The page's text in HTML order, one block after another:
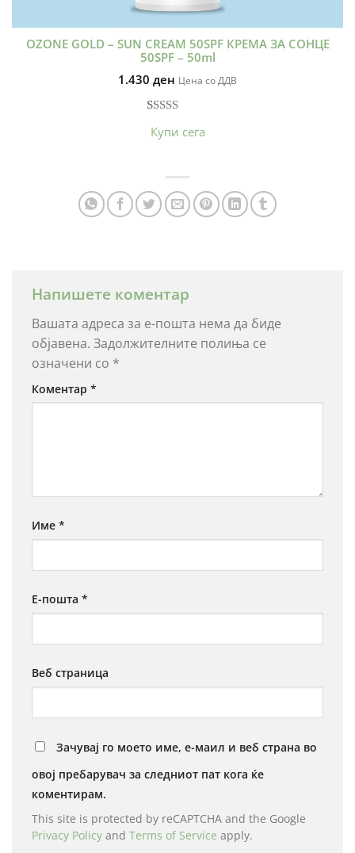
OZONE GOLD – SUN CREAM 50SPF КРЕМА ЗА СОНЦЕ
50SPF – 50ml
1.430 ден Цена со ДДВ
5.00 од 5
на оценки
на клиент
Купи сега
Напишете коментар
Вашата адреса за е-пошта нема да биде
објавена. Задолжителните полиња се
означени со *
Коментар *
Име *
Е-пошта *
Веб страница
Зачувај го моето име, е-маил и веб страна во
овој пребарувач за следниот пат кога ќе
коментирам.
This site is protected by reCAPTCHA and the Google
Privacy Policy and Terms of Service apply.